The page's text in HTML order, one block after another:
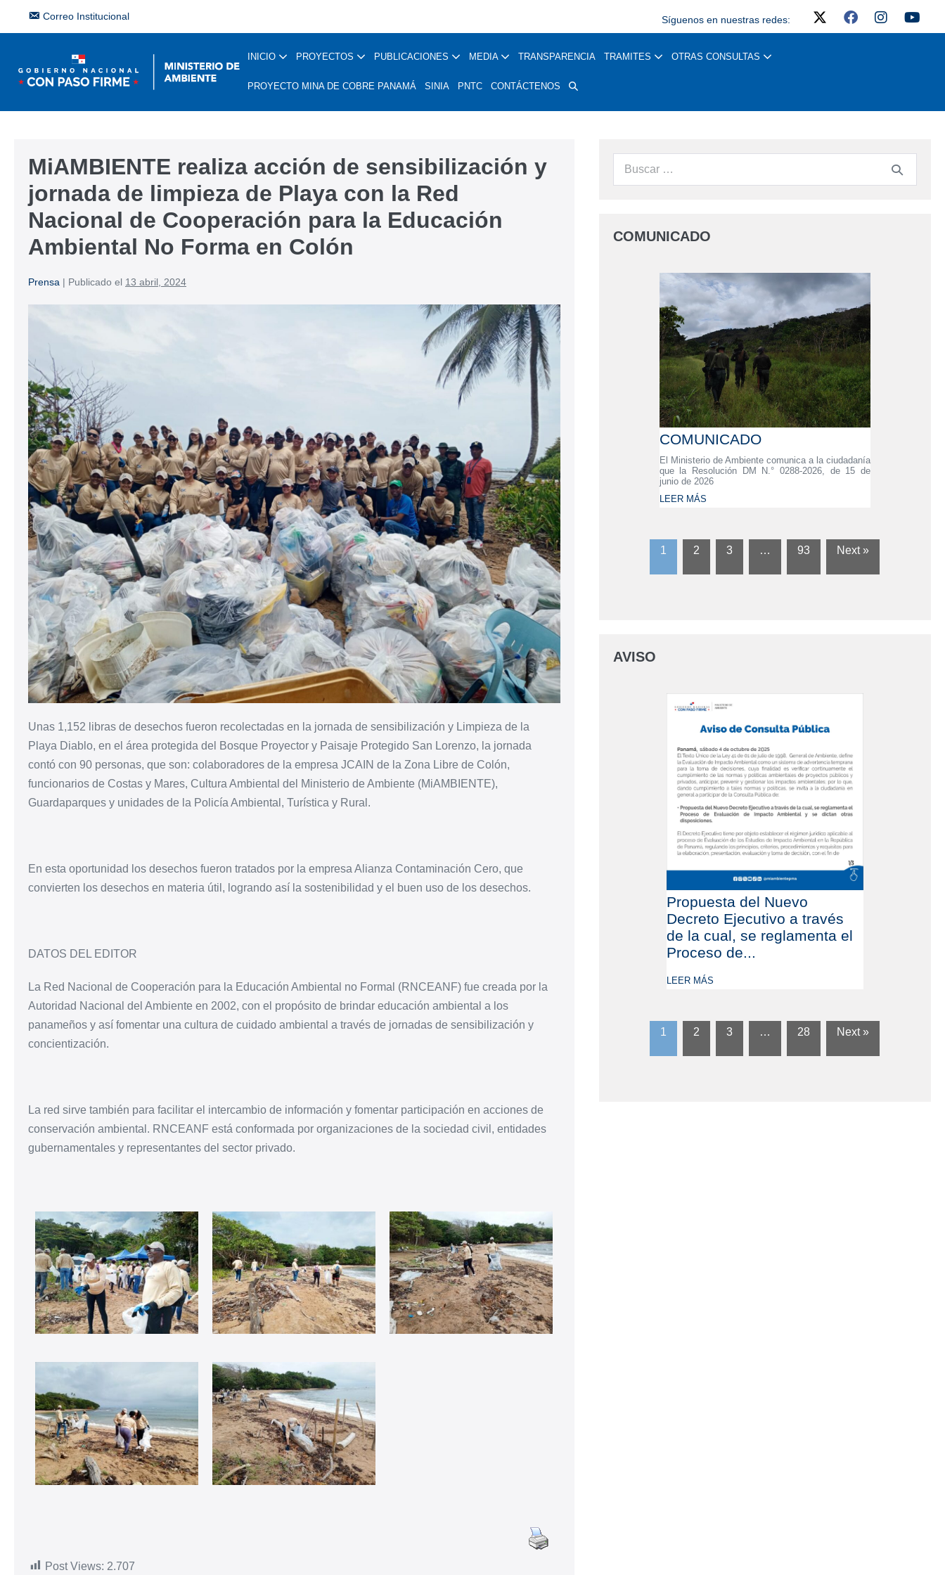
Correo Institucional Síguenos en nuestras redes:
INICIO PROYECTOS PUBLICACIONES MEDIA TRANSPARENCIA TRAMITES OTRAS CONSULTAS
PROYECTO MINA DE COBRE PANAMÁ SINIA PNTC CONTÁCTENOS
MiAMBIENTE realiza acción de sensibilización y
jornada de limpieza de Playa con la Red
Nacional de Cooperación para la Educación
Ambiental No Forma en Colón
Prensa | Publicado el 13 abril, 2024
Unas 1,152 libras de desechos fueron recolectadas en la jornada de sensibilización y Limpieza de la
Playa Diablo, en el área protegida del Bosque Proyector y Paisaje Protegido San Lorenzo, la jornada
contó con 90 personas, que son: colaboradores de la empresa JCAIN de la Zona Libre de Colón,
funcionarios de Costas y Mares, Cultura Ambiental del Ministerio de Ambiente (MiAMBIENTE),
Guardaparques y unidades de la Policía Ambiental, Turística y Rural.
En esta oportunidad los desechos fueron tratados por la empresa Alianza Contaminación Cero, que
convierten los desechos en materia útil, logrando así la sostenibilidad y el buen uso de los desechos.
DATOS DEL EDITOR
La Red Nacional de Cooperación para la Educación Ambiental no Formal (RNCEANF) fue creada por la
Autoridad Nacional del Ambiente en 2002, con el propósito de brindar educación ambiental a los
panameños y así fomentar una cultura de cuidado ambiental a través de jornadas de sensibilización y
concientización.
La red sirve también para facilitar el intercambio de información y fomentar participación en acciones de
conservación ambiental. RNCEANF está conformada por organizaciones de la sociedad civil, entidades
gubernamentales y representantes del sector privado.
Post Views: 2.707
COMUNICADO
COMUNICADO
El Ministerio de Ambiente comunica a la ciudadanía
que la Resolución DM N.° 0288-2026, de 15 de
junio de 2026
LEER MÁS
1 2 3 … 93 Next »
AVISO
Propuesta del Nuevo
Decreto Ejecutivo a través
de la cual, se reglamenta el
Proceso de...
LEER MÁS
1 2 3 … 28 Next »